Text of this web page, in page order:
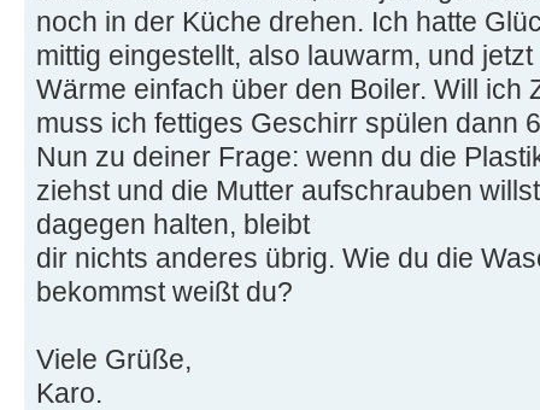
noch in der Küche drehen. Ich hatte
mittig eingestellt, also lauwarm, und
Wärme einfach über den Boiler. Will ich
muss ich fettiges Geschirr spülen dann
Nun zu deiner Frage: wenn du die
ziehst und die Mutter aufschrauben
dagegen halten, bleibt
dir nichts anderes übrig. Wie du die
bekommst weißt du?
Viele Grüße,
Karo.